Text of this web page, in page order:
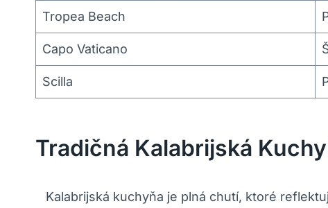
Tropea⁤ Beach
Capo Vaticano
Scilla
Tradičná Kalabrijská
Kalabrijská kuchyňa je plná chutí, ktoré